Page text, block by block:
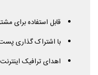
قابل استفاده برای
با اشتراک گذاری
اهدای ترافیک